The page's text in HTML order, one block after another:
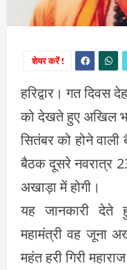
शेयर करें !
हरिद्वार। गत
को देखते हुए अखिल
सितंबर को होने
बैठक दूसरे नवरात्र
अखाड़ा में होगी।
यह जानकारी देते
महामंत्री वह जूना
महंत हरी गिरी